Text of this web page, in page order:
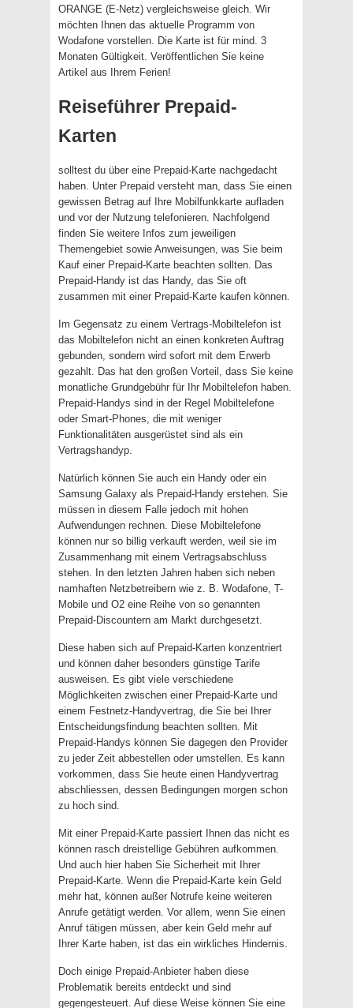
ORANGE (E-Netz) vergleichsweise gleich. Wir
möchten Ihnen das aktuelle Programm von
Wodafone vorstellen. Die Karte ist für mind. 3
Monaten Gültigkeit. Veröffentlichen Sie keine
Artikel aus Ihrem Ferien!
Reiseführer Prepaid-
Karten
solltest du über eine Prepaid-Karte nachgedacht
haben. Unter Prepaid versteht man, dass Sie einen
gewissen Betrag auf Ihre Mobilfunkkarte aufladen
und vor der Nutzung telefonieren. Nachfolgend
finden Sie weitere Infos zum jeweiligen
Themengebiet sowie Anweisungen, was Sie beim
Kauf einer Prepaid-Karte beachten sollten. Das
Prepaid-Handy ist das Handy, das Sie oft
zusammen mit einer Prepaid-Karte kaufen können.
Im Gegensatz zu einem Vertrags-Mobiltelefon ist
das Mobiltelefon nicht an einen konkreten Auftrag
gebunden, sondern wird sofort mit dem Erwerb
gezahlt. Das hat den großen Vorteil, dass Sie keine
monatliche Grundgebühr für Ihr Mobiltelefon haben.
Prepaid-Handys sind in der Regel Mobiltelefone
oder Smart-Phones, die mit weniger
Funktionalitäten ausgerüstet sind als ein
Vertragshandyp.
Natürlich können Sie auch ein Handy oder ein
Samsung Galaxy als Prepaid-Handy erstehen. Sie
müssen in diesem Falle jedoch mit hohen
Aufwendungen rechnen. Diese Mobiltelefone
können nur so billig verkauft werden, weil sie im
Zusammenhang mit einem Vertragsabschluss
stehen. In den letzten Jahren haben sich neben
namhaften Netzbetreibern wie z. B. Wodafone, T-
Mobile und O2 eine Reihe von so genannten
Prepaid-Discountern am Markt durchgesetzt.
Diese haben sich auf Prepaid-Karten konzentriert
und können daher besonders günstige Tarife
ausweisen. Es gibt viele verschiedene
Möglichkeiten zwischen einer Prepaid-Karte und
einem Festnetz-Handyvertrag, die Sie bei Ihrer
Entscheidungsfindung beachten sollten. Mit
Prepaid-Handys können Sie dagegen den Provider
zu jeder Zeit abbestellen oder umstellen. Es kann
vorkommen, dass Sie heute einen Handyvertrag
abschliessen, dessen Bedingungen morgen schon
zu hoch sind.
Mit einer Prepaid-Karte passiert Ihnen das nicht es
können rasch dreistellige Gebühren aufkommen.
Und auch hier haben Sie Sicherheit mit Ihrer
Prepaid-Karte. Wenn die Prepaid-Karte kein Geld
mehr hat, können außer Notrufe keine weiteren
Anrufe getätigt werden. Vor allem, wenn Sie einen
Anruf tätigen müssen, aber kein Geld mehr auf
Ihrer Karte haben, ist das ein wirkliches Hindernis.
Doch einige Prepaid-Anbieter haben diese
Problematik bereits entdeckt und sind
gegengesteuert. Auf diese Weise können Sie eine